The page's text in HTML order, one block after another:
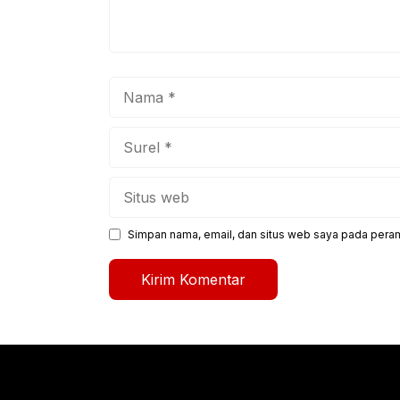
Simpan nama, email, dan situs web saya pada